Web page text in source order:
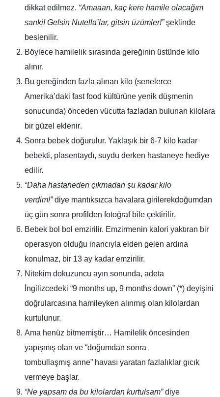
dikkat edilmez. “Amaaan, kaç kere hamile olacağım
sanki! Gelsin Nutella’lar, gitsin üzümler!”şeklinde
beslenilir.
Böylece hamilelik sırasında gereğinin üstünde kilo
alınır.
Bu gereğinden fazla alınan kilo (senelerce
Amerika’daki fast food kültürüne yenik düşmenin
sonucunda) önceden vücutta fazladan bulunan kilolara
bir güzel eklenir.
Sonra bebek doğurulur. Yaklaşık bir 6-7 kilo kadar
bebekti, plasentaydı, suydu derken hastaneye hediye
edilir.
“Daha hastaneden çıkmadan şu kadar kilo
verdim!”diye mantıksızca havalara girilerekdoğumdan
üç gün sonra profilden fotoğraf bile çektirilir.
Bebek bol bol emzirilir. Emzirmenin kalori yaktıran bir
operasyon olduğu inancıyla elden gelen ardına
konulmaz, bir 13 ay kadar emzirilir.
Nitekim dokuzuncu ayın sonunda, adeta
İngilizcedeki “9 months up, 9 months down” (*) deyişini
doğrularcasına hamileyken alınmış olan kilolardan
kurtulunur.
Ama henüz bitmemiştir… Hamilelik öncesinden
yapışmış olan ve “doğumdan sonra
tombullaşmış anne” havası yaratan fazlalıklar gıcık
vermeye başlar.
“Ne yapsam da bu kilolardan kurtulsam”diye